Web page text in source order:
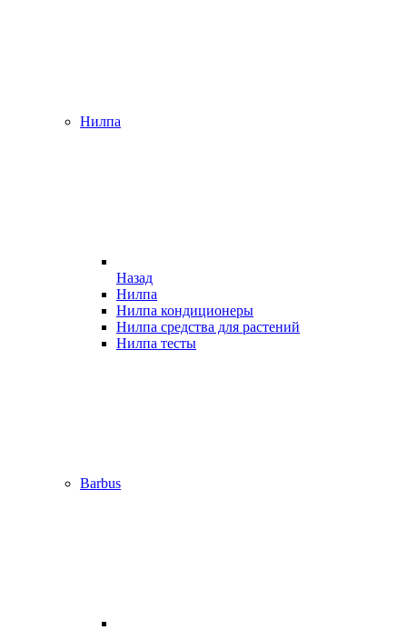
Нилпа
Назад
Нилпа
Нилпа кондиционеры
Нилпа средства для растений
Нилпа тесты
Barbus